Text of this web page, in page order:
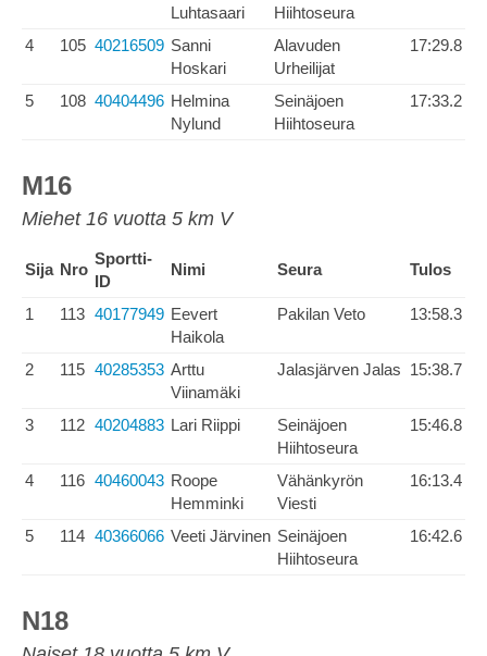
Luhtasaari
Hiihtoseura
4 105 40216509 Sanni
Hoskari
Alavuden
Urheilijat
17:29.8
5 108 40404496 Helmina
Nylund
Seinäjoen
Hiihtoseura
17:33.2
M16
Miehet 16 vuotta 5 km V
Sija Nro
Sportti-
ID
Nimi Seura Tulos
1 113 40177949 Eevert
Haikola
Pakilan Veto 13:58.3
2 115 40285353 Arttu
Viinamäki
Jalasjärven Jalas 15:38.7
3 112 40204883 Lari Riippi
Seinäjoen
Hiihtoseura
15:46.8
4 116 40460043 Roope
Hemminki
Vähänkyrön
Viesti
16:13.4
5 114 40366066 Veeti Järvinen Seinäjoen
Hiihtoseura
16:42.6
N18